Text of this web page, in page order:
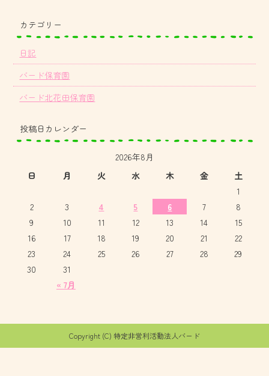
カテゴリー
日記
バード保育園
バード北花田保育園
投稿日カレンダー
2026年8月
日
月 火 水 木 金 土
« 7月
1
2
3 4 5 6 7
8
9
10 11 12 13 14
15
16
17 18 19 20 21
22
23
24 25 26 27 28
29
30
31
Copyright (C) 特定非営利活動法人バード